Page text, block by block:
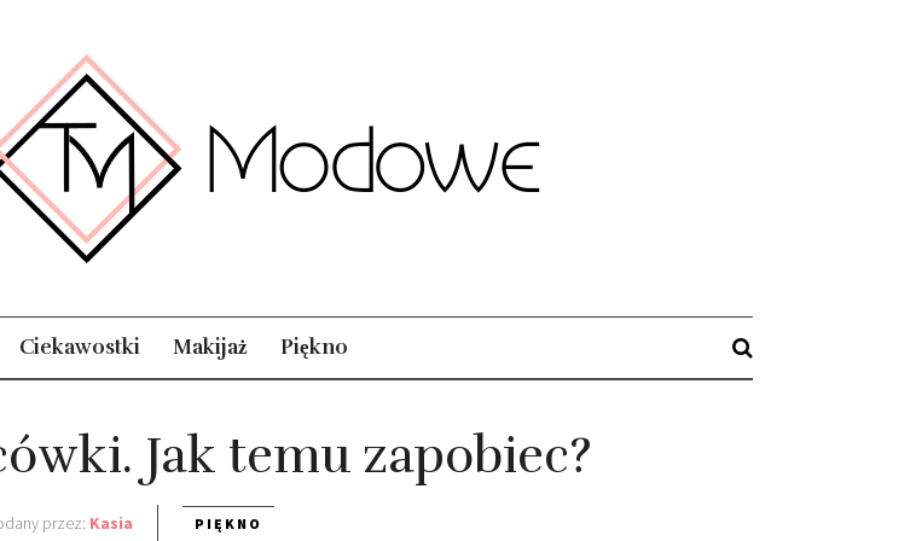
Ciekawostki Makijaż Piękno
Jak temu zapobiec?
przez: Kasia PIĘKNO